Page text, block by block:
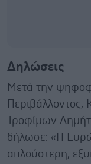
Δηλώσεις
Μετά την
Τροφίμων
δήλωσε: «Η
απλούστερη,